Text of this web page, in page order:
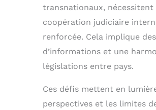
transnationaux, nécessitent
coopération judiciaire
renforcée. Cela implique
d’informations et une
législations entre pays.
Ces défis mettent en
perspectives et les limites